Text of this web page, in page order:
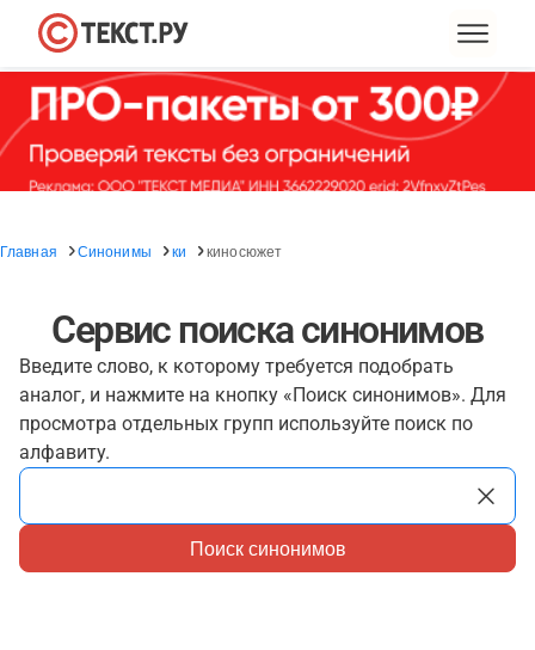
Главная Синонимы ки киносюжет
Сервис поиска синонимов
Введите слово, к которому требуется подобрать
аналог, и нажмите на кнопку «Поиск синонимов». Для
просмотра отдельных групп используйте поиск по
алфавиту.
Поиск синонимов